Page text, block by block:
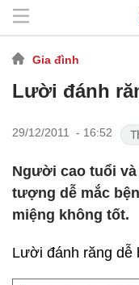
Gia đình
Lười đánh
29/12/2011 - 16:52
Người cao tuổi
tượng dễ mắc
miệng không tốt.
Lười đánh răng dễ